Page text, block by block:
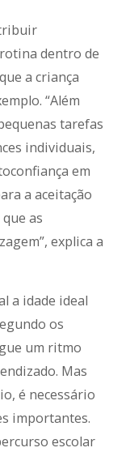
dentro de
a criança
“Além
tarefas
individuais,
em
a aceitação
as
explica a
a idade ideal
os
um ritmo
Mas
é necessário
importantes.
escolar